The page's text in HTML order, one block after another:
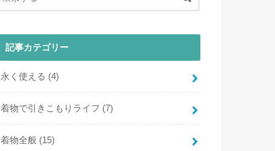
記事カテゴリー
永く使える (4)
着物で引きこもりライフ (7)
着物全般 (15)